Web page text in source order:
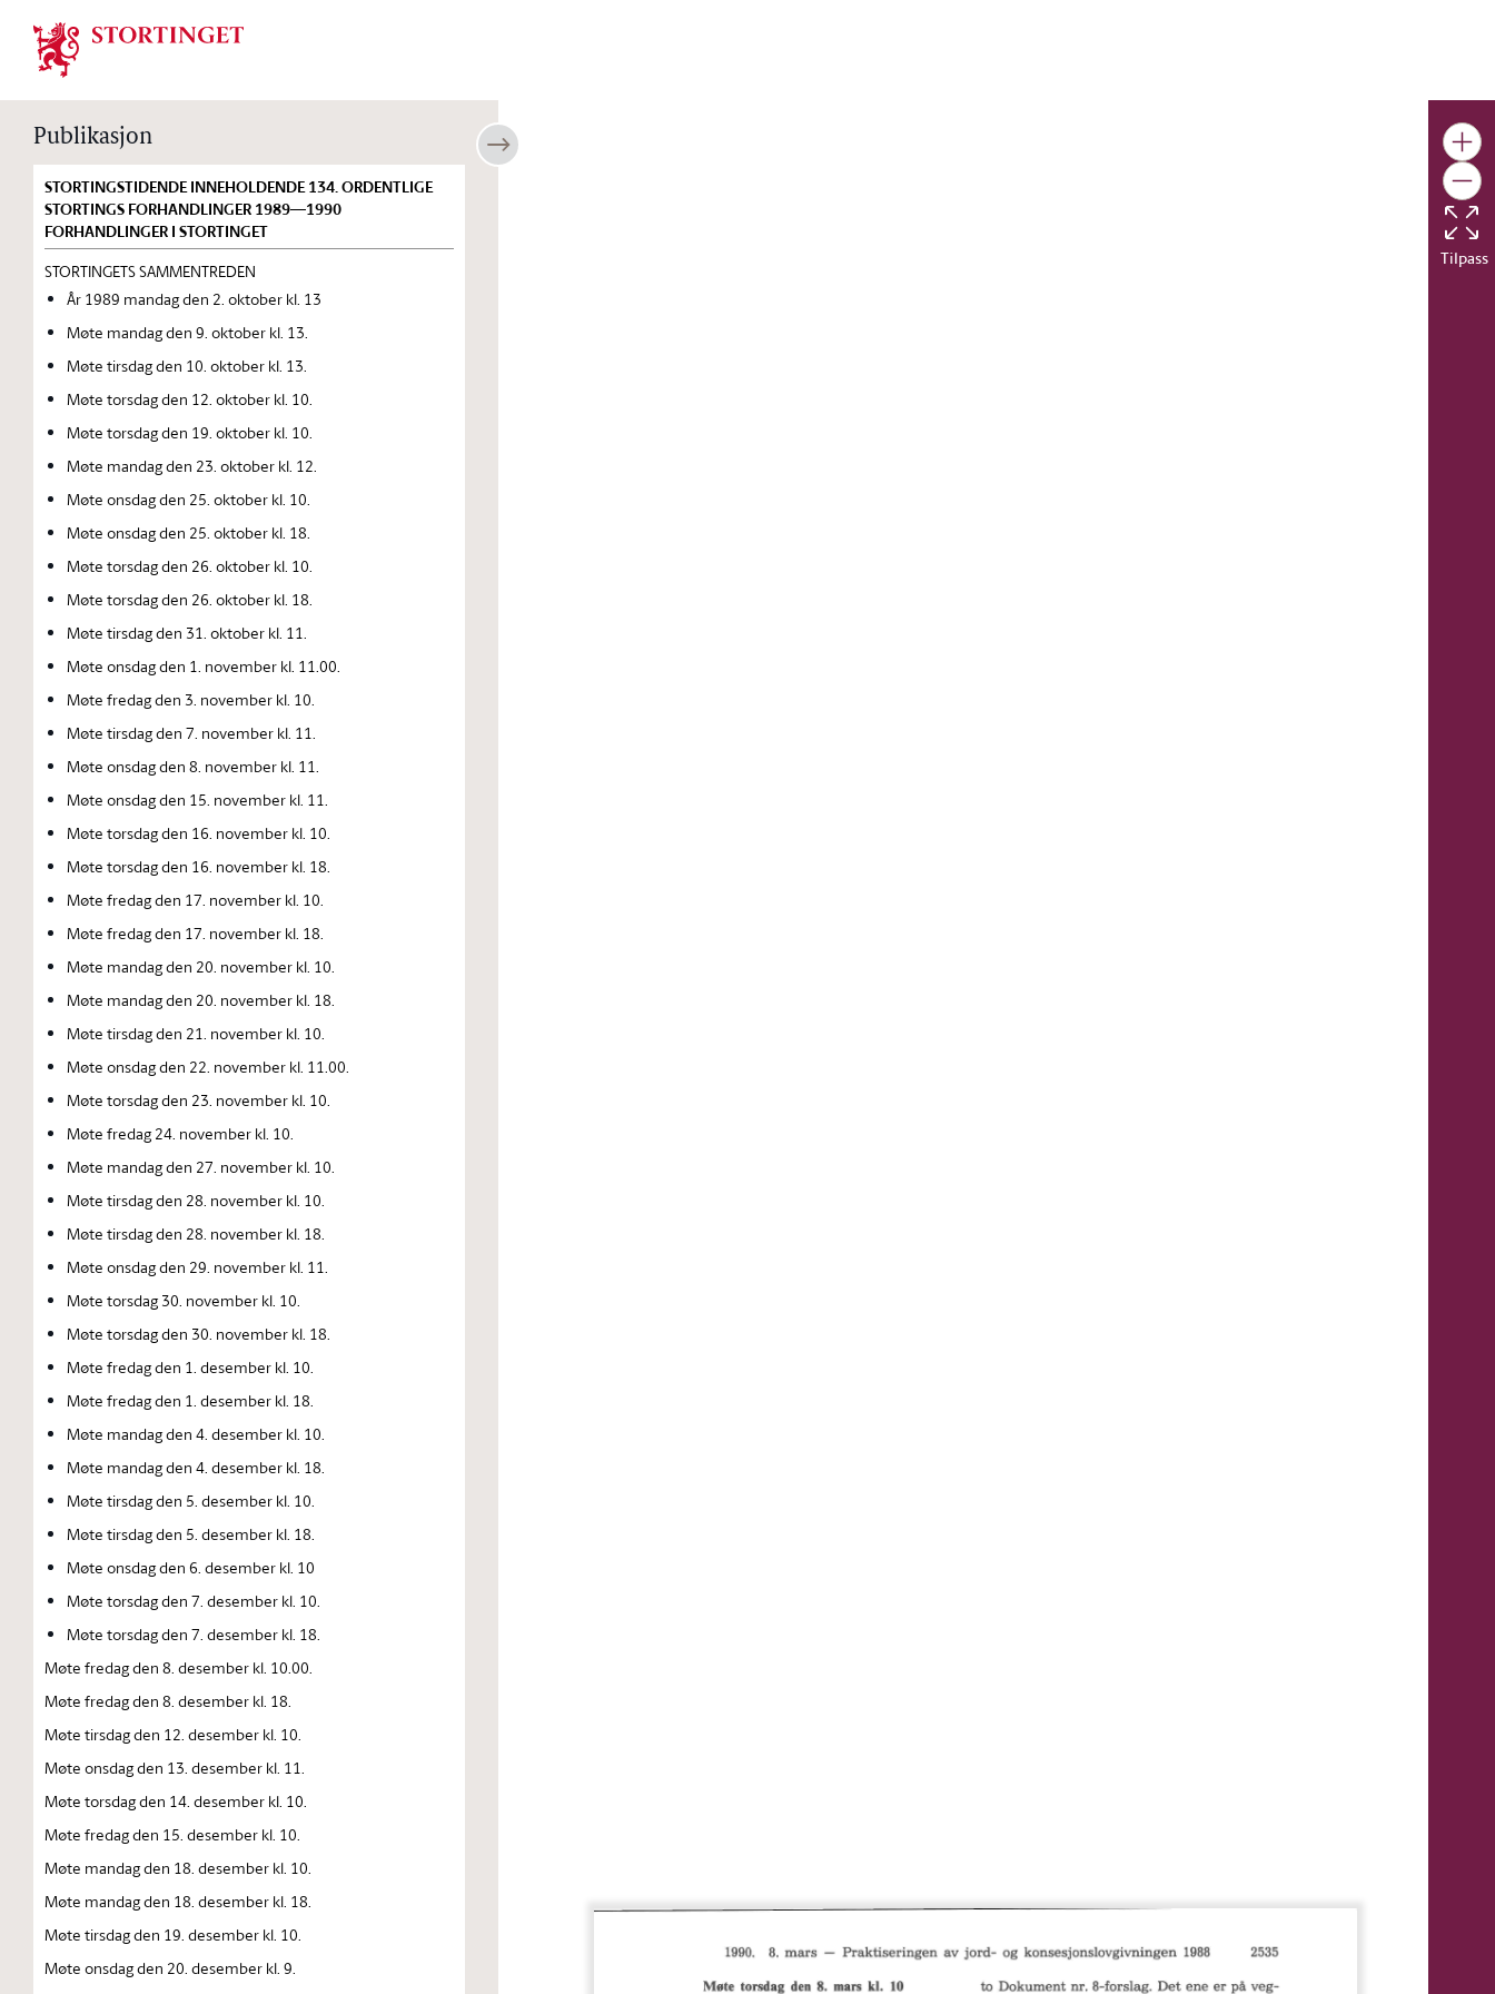
Stortinget.no
Publikasjon
STORTINGSTIDENDE INNEHOLDENDE 134. ORDENTLIGE
STORTINGS FORHANDLINGER 1989—1990
FORHANDLINGER I STORTINGET
STORTINGETS SAMMENTREDEN
År 1989 mandag den 2. oktober kl. 13
Møte mandag den 9. oktober kl. 13.
Møte tirsdag den 10. oktober kl. 13.
Møte torsdag den 12. oktober kl. 10.
Møte torsdag den 19. oktober kl. 10.
Møte mandag den 23. oktober kl. 12.
Møte onsdag den 25. oktober kl. 10.
Møte onsdag den 25. oktober kl. 18.
Møte torsdag den 26. oktober kl. 10.
Møte torsdag den 26. oktober kl. 18.
Møte tirsdag den 31. oktober kl. 11.
Møte onsdag den 1. november kl. 11.00.
Møte fredag den 3. november kl. 10.
Møte tirsdag den 7. november kl. 11.
Møte onsdag den 8. november kl. 11.
Møte onsdag den 15. november kl. 11.
Møte torsdag den 16. november kl. 10.
Møte torsdag den 16. november kl. 18.
Møte fredag den 17. november kl. 10.
Møte fredag den 17. november kl. 18.
Møte mandag den 20. november kl. 10.
Møte mandag den 20. november kl. 18.
Møte tirsdag den 21. november kl. 10.
Møte onsdag den 22. november kl. 11.00.
Møte torsdag den 23. november kl. 10.
Møte fredag 24. november kl. 10.
Møte mandag den 27. november kl. 10.
Møte tirsdag den 28. november kl. 10.
Møte tirsdag den 28. november kl. 18.
Møte onsdag den 29. november kl. 11.
Møte torsdag 30. november kl. 10.
Møte torsdag den 30. november kl. 18.
Møte fredag den 1. desember kl. 10.
Møte fredag den 1. desember kl. 18.
Møte mandag den 4. desember kl. 10.
Møte mandag den 4. desember kl. 18.
Møte tirsdag den 5. desember kl. 10.
Møte tirsdag den 5. desember kl. 18.
Møte onsdag den 6. desember kl. 10
Møte torsdag den 7. desember kl. 10.
Møte torsdag den 7. desember kl. 18.
Møte fredag den 8. desember kl. 10.00.
Møte fredag den 8. desember kl. 18.
Møte tirsdag den 12. desember kl. 10.
Møte onsdag den 13. desember kl. 11.
Møte torsdag den 14. desember kl. 10.
Møte fredag den 15. desember kl. 10.
Møte mandag den 18. desember kl. 10.
Møte mandag den 18. desember kl. 18.
Møte tirsdag den 19. desember kl. 10.
Møte onsdag den 20. desember kl. 9.